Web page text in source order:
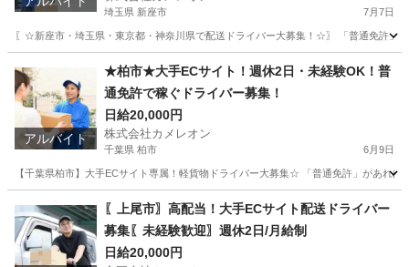
埼玉県 新座市 7月7日
〖☆新座市・埼玉県・東京都・神奈川県で配送ドライバー大募集！☆〗 「普通免許」
ドライバー 積み込み
アルバイト
★柏市★大手ECサイト！週休2日・未経験OK！普
通免許で稼ぐドライバー募集！
日給20,000円
株式会社カメレオン
千葉県 柏市 6月9日
【千葉県柏市】大手ECサイト専属！軽貨物ドライバー大募集☆ 「普通免許」があれ
ドライバー 積み込み
〖上尾市〗高配当！大手ECサイト配送ドライバー
募集〖未経験歓迎〗週休2日/月給制
日給20,000円